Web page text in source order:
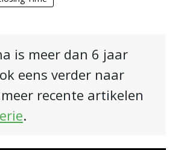
is meer dan 6 jaar
eens verder naar
recente artikelen
.